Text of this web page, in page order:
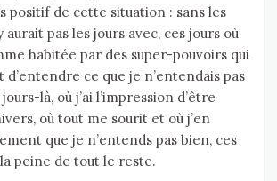
positif de cette situation : sans les
aurait pas les jours avec, ces jours où
habitée par des super-pouvoirs qui
ce que je n’entendais pas
là, où j’ai l’impression d’être
où tout me sourit et où j’en
que je n’entends pas bien, ces
peine de tout le reste.